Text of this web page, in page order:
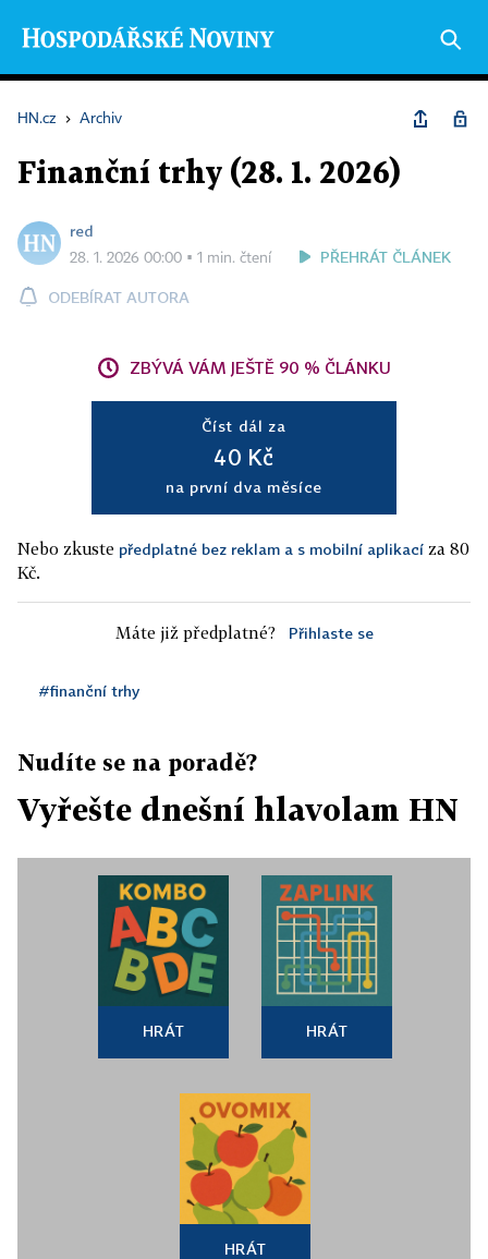
HN.cz › Archiv
Finanční trhy (28. 1. 2026)
red
28. 1. 2026 00:00 ▪ 1 min. čtení PŘEHRÁT ČLÁNEK
ODEBÍRAT AUTORA
ZBÝVÁ VÁM JEŠTĚ 90 % ČLÁNKU
Číst dál za
40 Kč
na první dva měsíce
Nebo zkuste předplatné bez reklam a s mobilní aplikací za 80
Kč.
Máte již předplatné? Přihlaste se
#finanční trhy
Nudíte se na poradě?
Vyřešte dnešní hlavolam HN
HRÁT HRÁT
HRÁT